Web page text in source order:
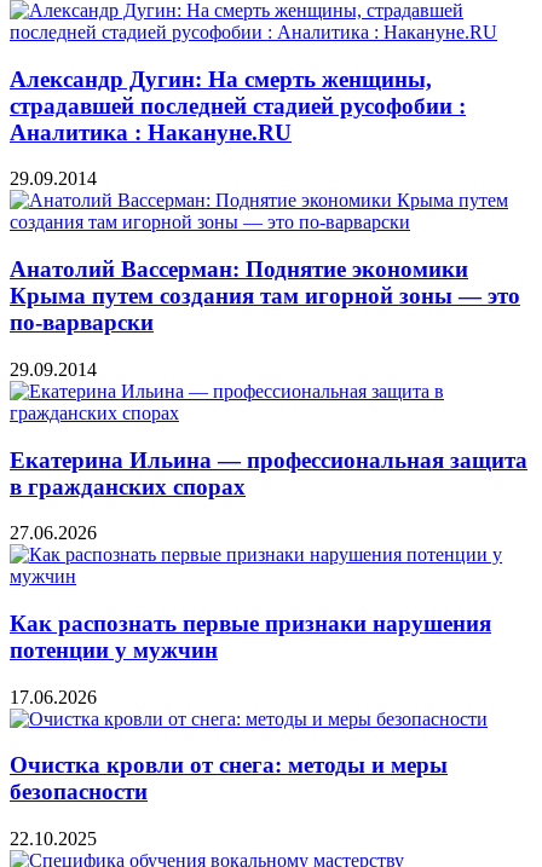
Александр Дугин: На смерть женщины,
страдавшей последней стадией русофобии :
Аналитика : Накануне.RU
29.09.2014
Анатолий Вассерман: Поднятие экономики
Крыма путем создания там игорной зоны — это
по-варварски
29.09.2014
Екатерина Ильина — профессиональная защита
в гражданских спорах
27.06.2026
Как распознать первые признаки нарушения
потенции у мужчин
17.06.2026
Очистка кровли от снега: методы и меры
безопасности
22.10.2025